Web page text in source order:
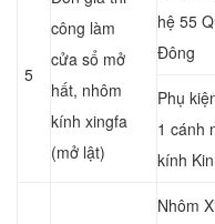
5
công làm
cửa sổ mở
hất, nhôm
kính xingfa
(mở lật)
hệ 55
Đông
Phụ
1 cánh
kính
Nhôm